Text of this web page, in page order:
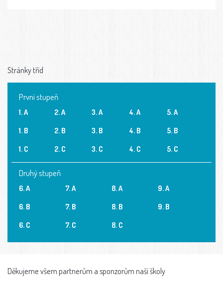
Stránky tříd
První stupeň
1. A
1. B
1. C
2. A
2. B
2. C
3. A
3. B
3. C
4. A
4. B
4. C
5. A
5. B
5. C
Druhý stupeň
6. A
6. B
6. C
7. A
7. B
7. C
8. A
8. B
8. C
9. A
9. B
Děkujeme všem partnerům a sponzorům naší školy